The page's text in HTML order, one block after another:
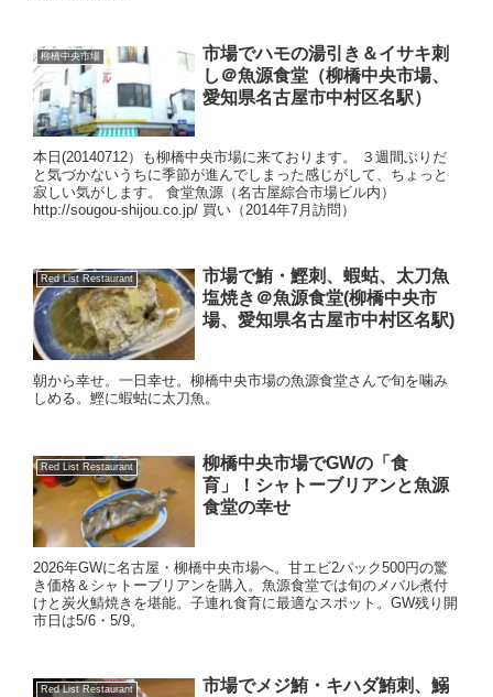
柳橋中央市場
市場でハモの湯引き＆イサキ刺
し＠魚源食堂（柳橋中央市場、
愛知県名古屋市中村区名駅）
本日(20140712）も柳橋中央市場に来ております。 ３週間ぶりだ
と気づかないうちに季節が進んでしまった感じがして、ちょっと
寂しい気がします。 食堂魚源（名古屋綜合市場ビル内）
http://sougou-shijou.co.jp/ 買い（2014年7月訪問）
Red List Restaurant
市場で鮪・鰹刺、蝦蛄、太刀魚
塩焼き＠魚源食堂(柳橋中央市
場、愛知県名古屋市中村区名駅)
朝から幸せ。一日幸せ。柳橋中央市場の魚源食堂さんで旬を噛み
しめる。鰹に蝦蛄に太刀魚。
Red List Restaurant
柳橋中央市場でGWの「食
育」！シャトーブリアンと魚源
食堂の幸せ
2026年GWに名古屋・柳橋中央市場へ。甘エビ2パック500円の驚
き価格＆シャトーブリアンを購入。魚源食堂では旬のメバル煮付
けと炭火鯖焼きを堪能。子連れ食育に最適なスポット。GW残り開
市日は5/6・5/9。
Red List Restaurant
市場でメジ鮪・キハダ鮪刺、鰯